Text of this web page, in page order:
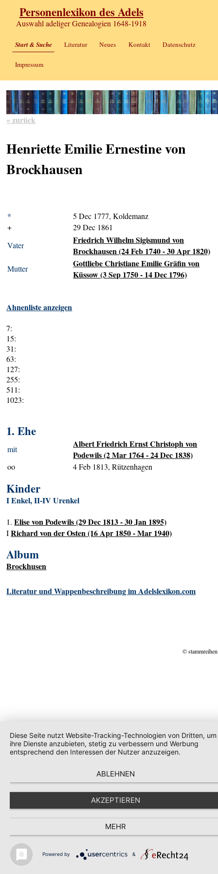
Personenlexikon des Adels
Auswahl adeliger Genealogien 1648-1918
Start & Suche Literatur Neues Kontakt Datenschutz
Impressum
« zurück
Henriette Emilie Ernestine von
Brockhausen
*
5 Dec 1777, Koldemanz
+
29 Dec 1861
Vater
Friedrich Wilhelm Sigismund von
Brockhausen (24 Feb 1740 - 30 Apr 1820)
Mutter
Gottliebe Christiane Emilie Gräfin von
Küssow (3 Sep 1750 - 14 Dec 1796)
Ahnenliste anzeigen
7:
15:
31:
63:
127:
255:
511:
1023:
1. Ehe
mit
Albert Friedrich Ernst Christoph von
Podewils (2 Mar 1764 - 24 Dec 1838)
oo 4 Feb 1813, Rützenhagen
Kinder
I Enkel, II-IV Urenkel
1.Elise von Podewils (29 Dec 1813 - 30 Jan 1895)
IRichard von der Osten (16 Apr 1850 - Mar 1940)
Album
Brockhusen
Literatur und Wappenbeschreibung im Adelslexikon.com
©
Diese Seite nutzt Website-Tracking-Technologien von Dritten, um
ihre Dienste anzubieten, stetig zu verbessern und Werbung
entsprechend den Interessen der Nutzer anzuzeigen.
ABLEHNEN
AKZEPTIEREN
MEHR
Powered by &